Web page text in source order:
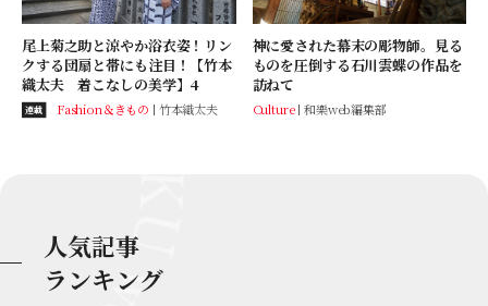
尾上菊之助と涼やか浴衣姿！リン
クする団扇と帯にも注目！【竹本
織太夫 着こなしの美学】4
連載 Fashion＆きもの 竹本織太夫
神に愛された幕末の彫物師。見る
ものを圧倒する石川雲蝶の作品を
訪ねて
Culture 和樂web編集部
人気記事
ランキング